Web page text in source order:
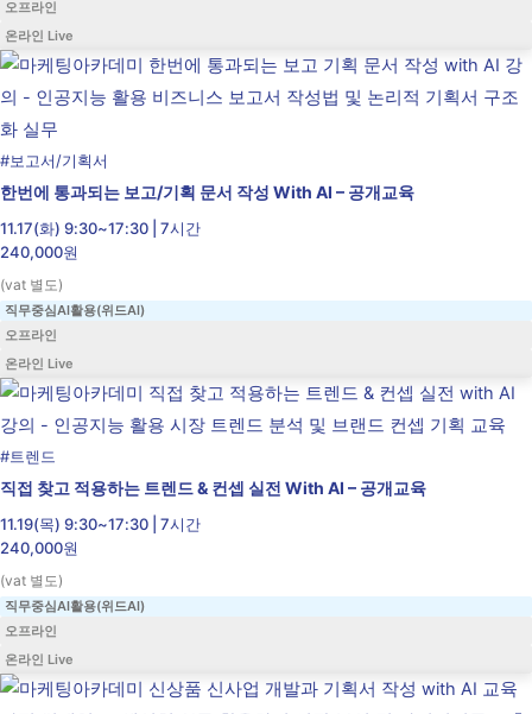
오프라인
온라인 Live
#보고서/기획서
한번에 통과되는 보고/기획 문서 작성 With AI – 공개교육
11.17(화) 9:30~17:30 | 7시간
240,000원
(vat 별도)
직무중심AI활용(위드AI)
오프라인
온라인 Live
#트렌드
직접 찾고 적용하는 트렌드 & 컨셉 실전 With AI – 공개교육
11.19(목) 9:30~17:30 | 7시간
240,000원
(vat 별도)
직무중심AI활용(위드AI)
오프라인
온라인 Live